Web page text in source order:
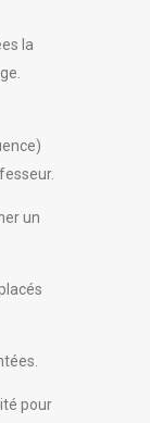
la
un
pour